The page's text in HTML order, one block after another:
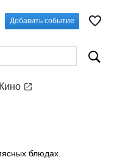
Добавить событие
Кино
блюдах.